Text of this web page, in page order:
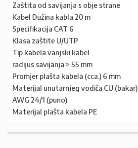
Zaštita od savijanja s obje strane
Kabel Dužina kabla 20 m
Specifikacija CAT 6
Klasa zaštite U/UTP
Tip kabela vanjski kabel
radijus savijanja > 55 mm
Promjer plašta kabela (cca.) 6 mm
Materijal unutarnjeg vodiča CU (bakar)
AWG 24/1 (puno)
Materijal plašta kabela PE